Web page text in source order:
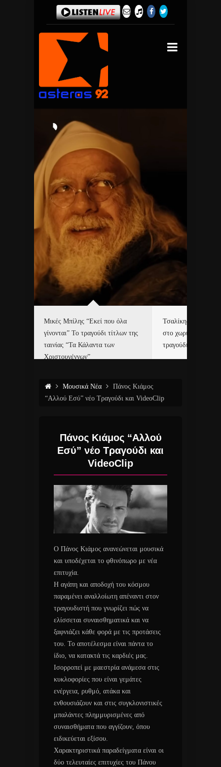
Μικές Μπίλης “Εκεί που όλα
γίνονται” Το τραγούδι τίτλων της
ταινίας “Τα Κάλαντα των
Χριστουγέννων”
Τσαλίκης,
στο χωριό του Άι
τραγούδι και video
Μουσικά Νέα
Πάνος Κιάμος
“Αλλού Εσύ” νέο Τραγούδι και VideoClip
Πάνος Κιάμος “Αλλού
Εσύ” νέο Τραγούδι και
VideoClip
Ο Πάνος Κιάμος ανανεώνεται μουσικά
και υποδέχεται το φθινόπωρο με νέα
επιτυχία.
Η αγάπη και αποδοχή του κόσμου
παραμένει αναλλοίωτη απέναντι στον
τραγουδιστή που γνωρίζει πώς να
ελίσσεται συναισθηματικά και να
ξαφνιάζει κάθε φορά με τις προτάσεις
του. Το αποτέλεσμα είναι πάντα το
ίδιο, να κατακτά τις καρδιές μας.
Ισορροπεί με μαεστρία ανάμεσα στις
κυκλοφορίες που είναι γεμάτες
ενέργεια, ρυθμό, ατάκα και
ενθουσιάζουν και στις συγκλονιστικές
μπαλάντες πλημμυρισμένες από
συναισθήματα που αγγίζουν, όπου
ειδικεύεται εξίσου.
Χαρακτηριστικά παραδείγματα είναι οι
δύο τελευταίες επιτυχίες του Πάνου